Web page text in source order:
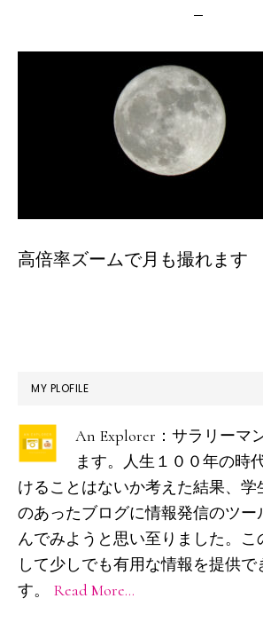
高倍率ズームで月も撮れます
最
初
の
サ
イ
ド
バ
ー
MY PLOFILE
An Explorer：サラリーマ
ます。人生１００年の時
けることはないか考えた結果、学
のあったブログに情報発信のツー
んでみようと思い至りました。こ
して少しでも有用な情報を提供
す。 Read More…